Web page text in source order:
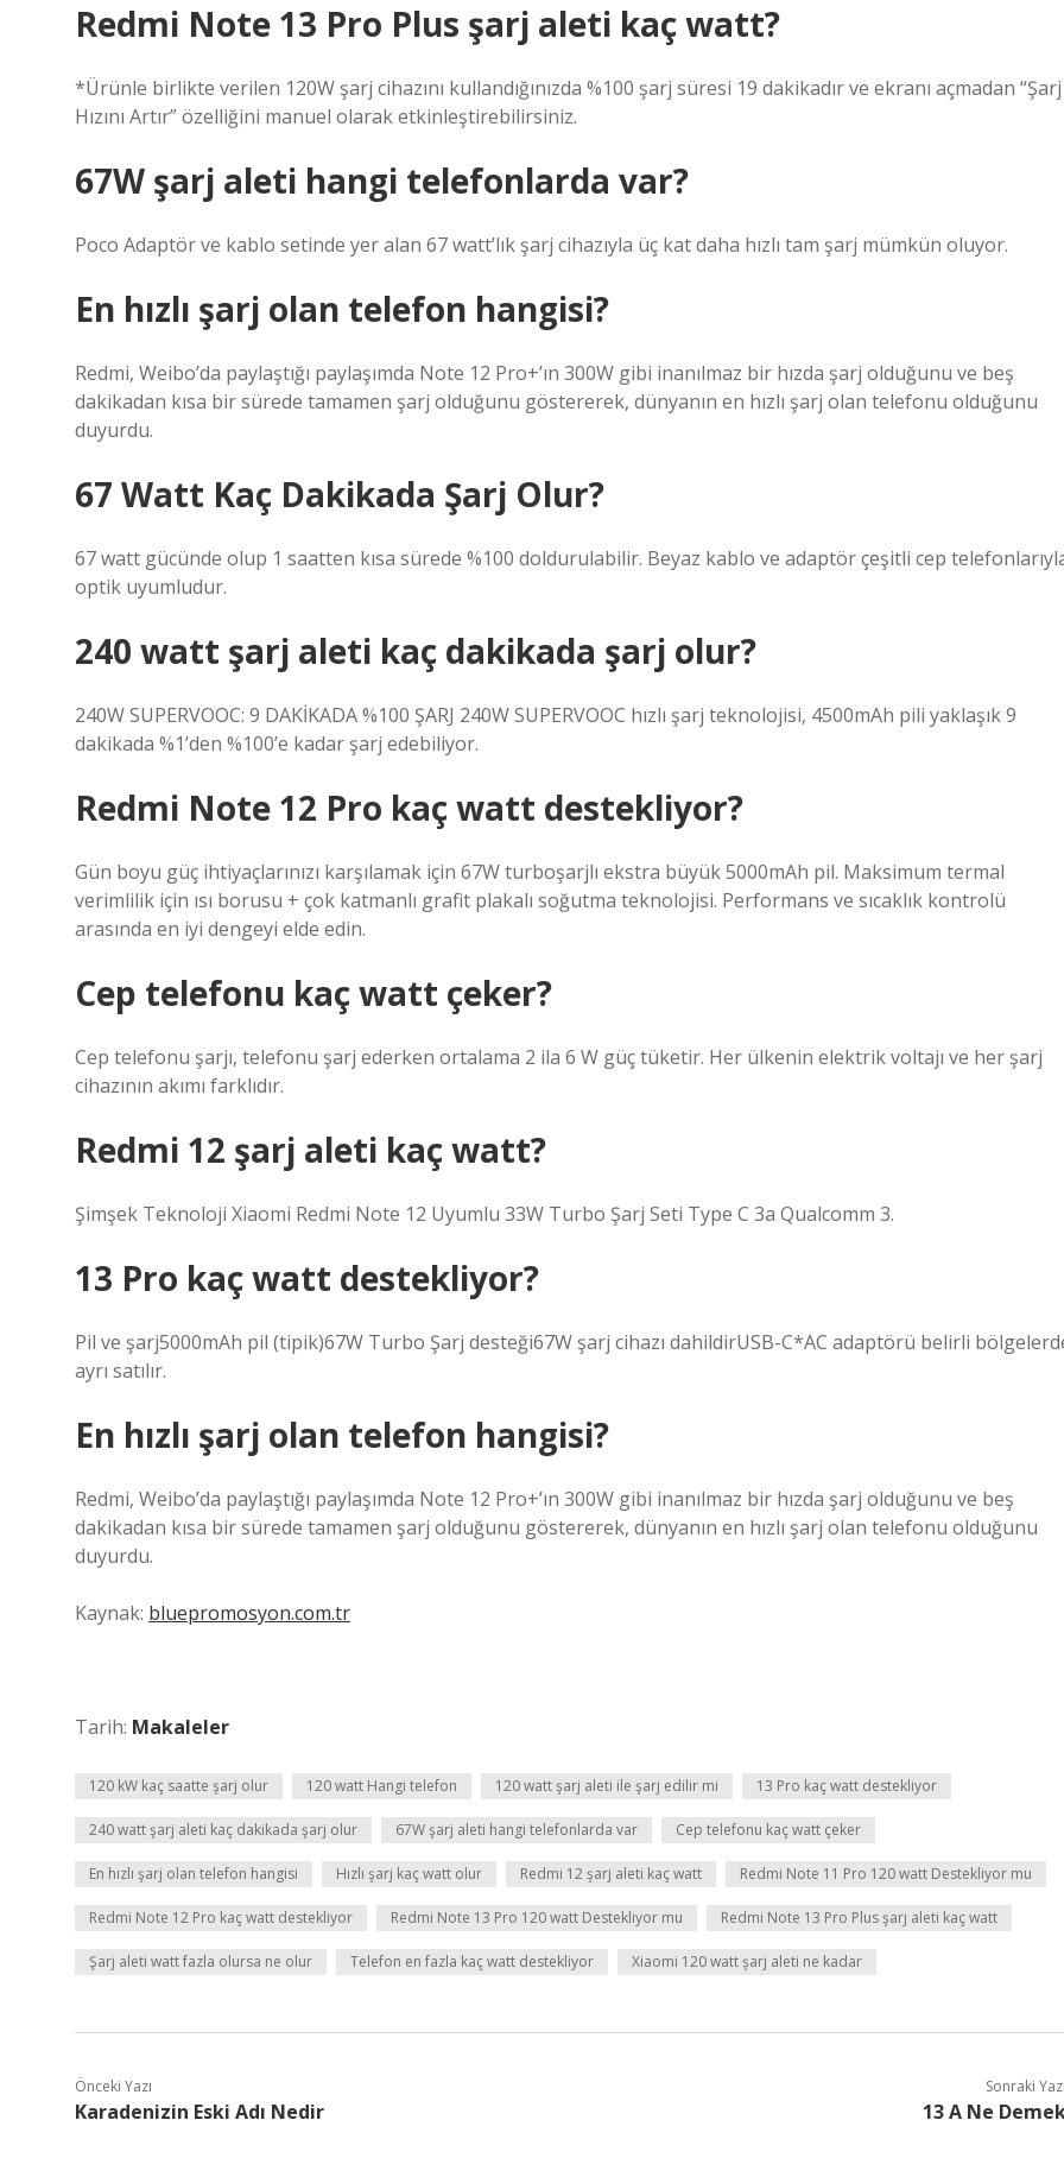
Redmi Note 13 Pro Plus şarj aleti kaç watt?
*Ürünle birlikte verilen 120W şarj cihazını kullandığınızda %100 şarj süresi 19 dakikadır ve ekranı açmadan “Şarj
Hızını Artır” özelliğini manuel olarak etkinleştirebilirsiniz.
67W şarj aleti hangi telefonlarda var?
Poco Adaptör ve kablo setinde yer alan 67 watt’lık şarj cihazıyla üç kat daha hızlı tam şarj mümkün oluyor.
En hızlı şarj olan telefon hangisi?
Redmi, Weibo’da paylaştığı paylaşımda Note 12 Pro+’ın 300W gibi inanılmaz bir hızda şarj olduğunu ve beş
dakikadan kısa bir sürede tamamen şarj olduğunu göstererek, dünyanın en hızlı şarj olan telefonu olduğunu
duyurdu.
67 Watt Kaç Dakikada Şarj Olur?
67 watt gücünde olup 1 saatten kısa sürede %100 doldurulabilir. Beyaz kablo ve adaptör çeşitli cep
optik uyumludur.
240 watt şarj aleti kaç dakikada şarj olur?
240W SUPERVOOC: 9 DAKİKADA %100 ŞARJ 240W SUPERVOOC hızlı şarj teknolojisi, 4500mAh pili yaklaşık 9
dakikada %1’den %100’e kadar şarj edebiliyor.
Redmi Note 12 Pro kaç watt destekliyor?
Gün boyu güç ihtiyaçlarınızı karşılamak için 67W turboşarjlı ekstra büyük 5000mAh pil. Maksimum termal
verimlilik için ısı borusu + çok katmanlı grafit plakalı soğutma teknolojisi. Performans ve sıcaklık kontrolü
arasında en iyi dengeyi elde edin.
Cep telefonu kaç watt çeker?
Cep telefonu şarjı, telefonu şarj ederken ortalama 2 ila 6 W güç tüketir. Her ülkenin elektrik voltajı ve her şarj
cihazının akımı farklıdır.
Redmi 12 şarj aleti kaç watt?
Şimşek Teknoloji Xiaomi Redmi Note 12 Uyumlu 33W Turbo Şarj Seti Type C 3a Qualcomm 3.
13 Pro kaç watt destekliyor?
Pil ve şarj5000mAh pil (tipik)67W Turbo Şarj desteği67W şarj cihazı dahildirUSB-C*AC adaptörü belirli
ayrı satılır.
En hızlı şarj olan telefon hangisi?
Redmi, Weibo’da paylaştığı paylaşımda Note 12 Pro+’ın 300W gibi inanılmaz bir hızda şarj olduğunu ve beş
dakikadan kısa bir sürede tamamen şarj olduğunu göstererek, dünyanın en hızlı şarj olan telefonu olduğunu
duyurdu.
Kaynak: bluepromosyon.com.tr
Tarih: Makaleler
120 kW kaç saatte şarj olur 120 watt Hangi telefon 120 watt şarj aleti ile şarj edilir mi 13 Pro kaç watt destekliyor
240 watt şarj aleti kaç dakikada şarj olur 67W şarj aleti hangi telefonlarda var Cep telefonu kaç watt çeker
En hızlı şarj olan telefon hangisi Hızlı şarj kaç watt olur Redmi 12 şarj aleti kaç watt Redmi Note 11 Pro 120 watt Destekliyor mu
Redmi Note 12 Pro kaç watt destekliyor Redmi Note 13 Pro 120 watt Destekliyor mu Redmi Note 13 Pro Plus şarj aleti kaç watt
Şarj aleti watt fazla olursa ne olur Telefon en fazla kaç watt destekliyor Xiaomi 120 watt şarj aleti ne kadar
Önceki Yazı
Karadenizin Eski Adı Nedir
Sonraki
13 A Ne